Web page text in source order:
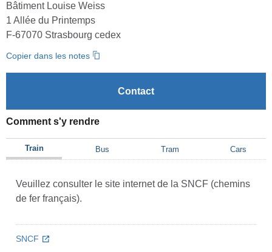
Bâtiment Louise Weiss
1 Allée du Printemps
F-67070 Strasbourg cedex
Copier dans les notes
Contact
Comment s'y rendre
Train Bus Tram Cars
Veuillez consulter le site internet de la SNCF (chemins
de fer français).
SNCF